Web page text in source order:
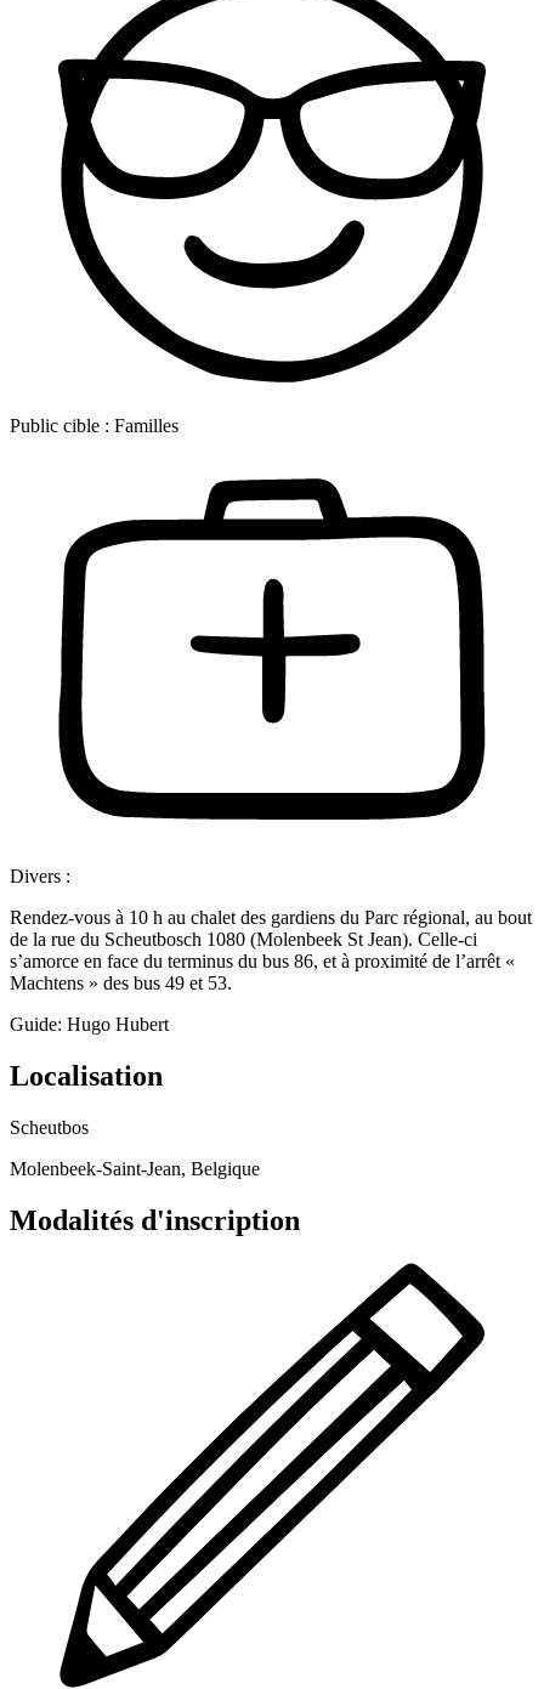
Public cible : Familles
Divers :
Rendez-vous à 10 h au chalet des gardiens du Parc régional, au bout
de la rue du Scheutbosch 1080 (Molenbeek St Jean). Celle-ci
s’amorce en face du terminus du bus 86, et à proximité de l’arrêt «
Machtens » des bus 49 et 53.
Guide: Hugo Hubert
Localisation
Scheutbos
Molenbeek-Saint-Jean, Belgique
Modalités d'inscription